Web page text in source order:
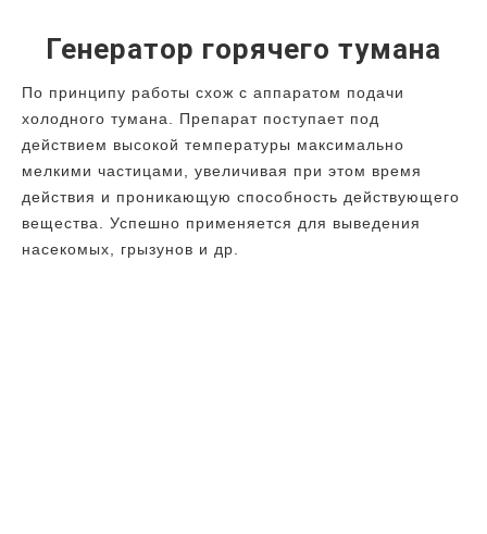
Генератор горячего тумана
По принципу работы схож с аппаратом подачи
холодного тумана. Препарат поступает под
действием высокой температуры максимально
мелкими частицами, увеличивая при этом время
действия и проникающую способность действующего
вещества. Успешно применяется для выведения
насекомых, грызунов и др.